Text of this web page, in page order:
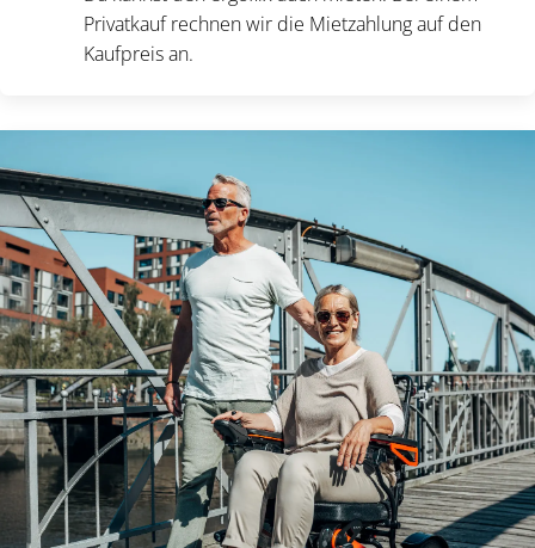
Privatkauf rechnen wir die Mietzahlung auf den
Kaufpreis an.